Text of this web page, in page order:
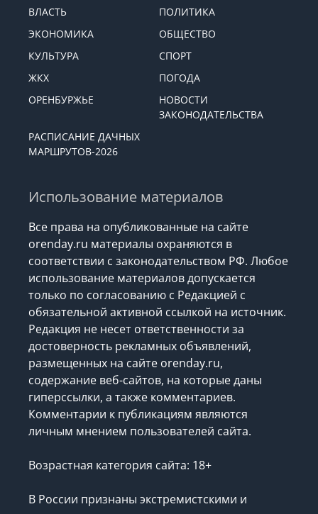
ВЛАСТЬ
ПОЛИТИКА
ЭКОНОМИКА
ОБЩЕСТВО
КУЛЬТУРА
СПОРТ
ЖКХ
ПОГОДА
ОРЕНБУРЖЬЕ
НОВОСТИ
ЗАКОНОДАТЕЛЬСТВА
РАСПИСАНИЕ ДАЧНЫХ
МАРШРУТОВ-2026
Использование материалов
Все права на опубликованные на сайте
orenday.ru материалы охраняются в
соответствии с законодательством РФ. Любое
использование материалов допускается
только по согласованию с Редакцией с
обязательной активной ссылкой на источник.
Редакция не несет ответственности за
достоверность рекламных объявлений,
размещенных на сайте orenday.ru,
содержание веб-сайтов, на которые даны
гиперссылки, а также комментариев.
Комментарии к публикациям являются
личным мнением пользователей сайта.
Возрастная категория сайта: 18+
В России признаны экстремистскими и